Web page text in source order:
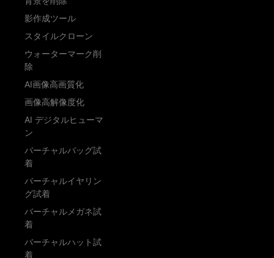
影作成ツール
スタイルクローン
ウォーターマーク削
除
AI画像高画質化
画像高解像度化
AI デジタルヒューマ
ン
バーチャルバッグ試
着
バーチャルイヤリン
グ試着
バーチャルメガネ試
着
バーチャルハット試
着